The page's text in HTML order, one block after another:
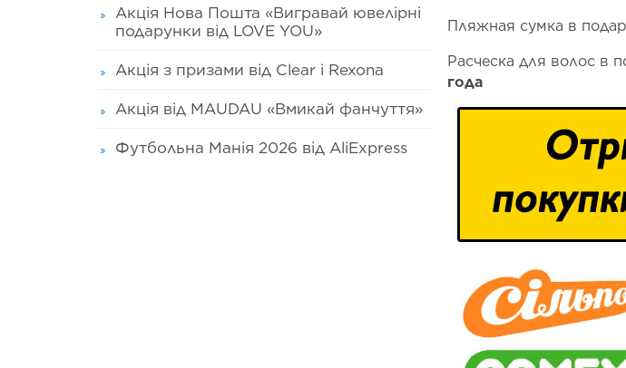
Пляжная сумка в
Расческа для волос в
года
Акція Нова Пошта «Вигравай ювелірні
подарунки від LOVE YOU»
Акція з призами від Clear і Rexona
Акція від MAUDAU «Вмикай фанчуття»
Футбольна Манія 2026 від AliExpress